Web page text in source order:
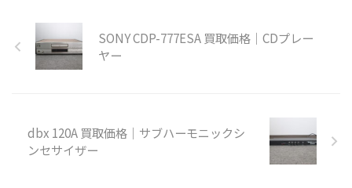
SONY CDP-777ESA 買取価格｜CDプレー
ヤー
dbx 120A 買取価格｜サブハーモニックシ
ンセサイザー